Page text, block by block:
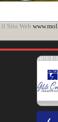
il Sito Web